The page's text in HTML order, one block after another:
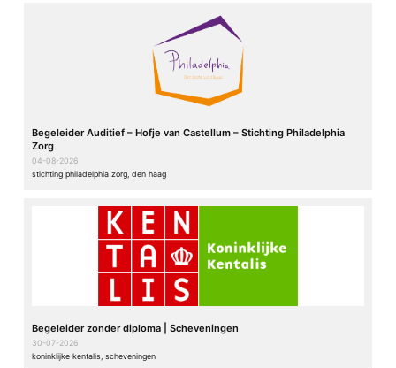
Begeleider Auditief – Hofje van Castellum – Stichting Philadelphia
Zorg
04-08-2026
stichting philadelphia zorg, den haag
Begeleider zonder diploma | Scheveningen
30-07-2026
koninklijke kentalis, scheveningen